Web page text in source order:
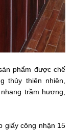
phẩm được chế
thủy thiên nhiên,
trầm hương,
giấy công nhận 15